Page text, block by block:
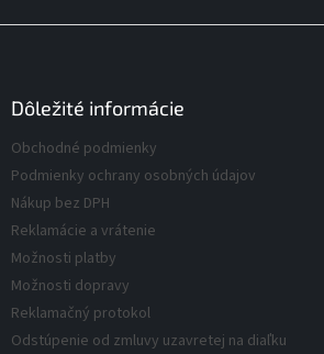
Dôležité informácie
Obchodné podmienky
Podmienky ochrany osobných údajov
Nákup bez DPH
Reklamácie a vrátenie
Možnosti platby
Možnosti dopravy
Reklamačný protokol
Odstúpenie od zmluvy uzavretej na diaľku